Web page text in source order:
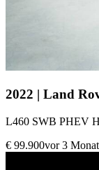
2022 | Land
L460 SWB PHEV
€ 99.900vor 3